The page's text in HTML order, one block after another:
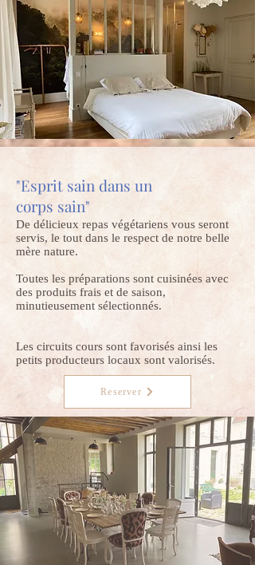
"Esprit sain dans un
corps sain"
De délicieux repas végétariens vous seront
servis, le tout dans le respect de notre belle
mère nature.
Toutes les préparations sont cuisinées avec
des produits frais et de saison,
minutieusement sélectionnés.
Les circuits cours sont favorisés ainsi les
petits producteurs locaux sont valorisés.
Reserver